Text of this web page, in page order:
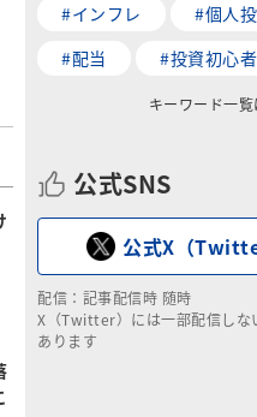
#インフレ
#個人
#配当
#投資初心者
キーワード一
公式SNS
公式X（
配信：記事配信時 随時
X（Twitter）には一部配信しな
あります